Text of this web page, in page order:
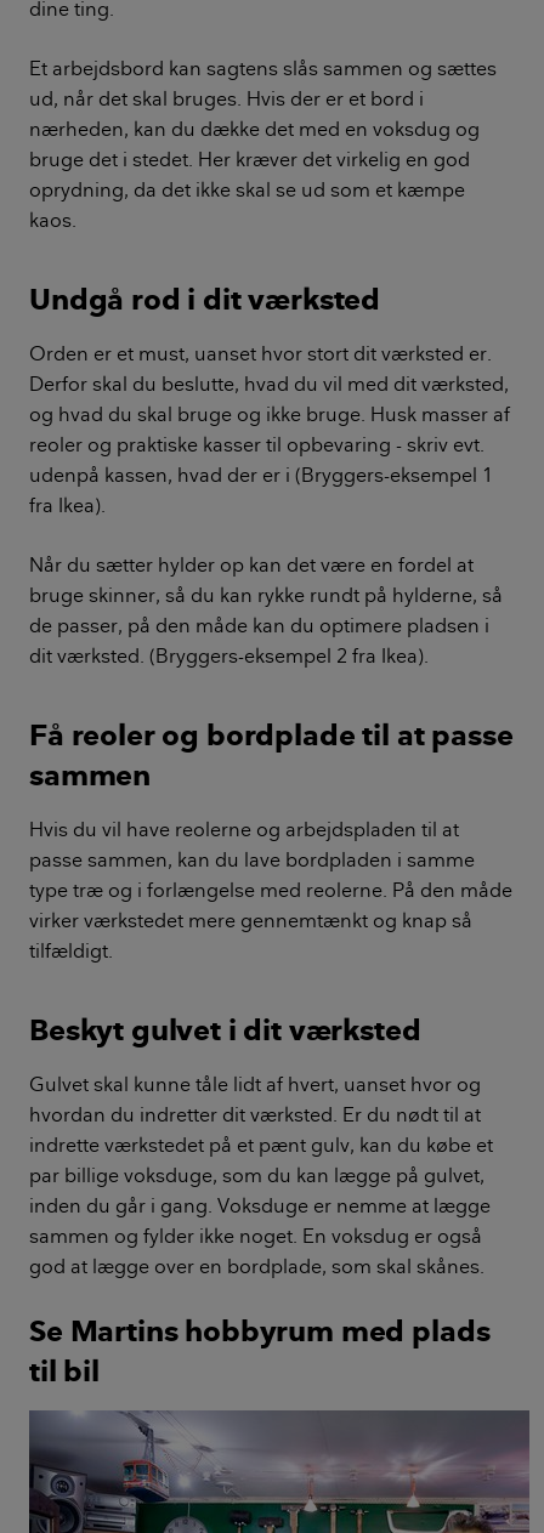
dine ting.
Et arbejdsbord kan sagtens slås sammen og sættes
ud, når det skal bruges. Hvis der er et bord i
nærheden, kan du dække det med en voksdug og
bruge det i stedet. Her kræver det virkelig en god
oprydning, da det ikke skal se ud som et kæmpe
kaos.
Undgå rod i dit værksted
Orden er et must, uanset hvor stort dit værksted er.
Derfor skal du beslutte, hvad du vil med dit værksted,
og hvad du skal bruge og ikke bruge. Husk masser af
reoler og praktiske kasser til opbevaring - skriv evt.
udenpå kassen, hvad der er i (Bryggers-eksempel 1
fra Ikea).
Når du sætter hylder op kan det være en fordel at
bruge skinner, så du kan rykke rundt på hylderne, så
de passer, på den måde kan du optimere pladsen i
dit værksted. (Bryggers-eksempel 2 fra Ikea).
Få reoler og bordplade til at passe
sammen
Hvis du vil have reolerne og arbejdspladen til at
passe sammen, kan du lave bordpladen i samme
type træ og i forlængelse med reolerne. På den måde
virker værkstedet mere gennemtænkt og knap så
tilfældigt.
Beskyt gulvet i dit værksted
Gulvet skal kunne tåle lidt af hvert, uanset hvor og
hvordan du indretter dit værksted. Er du nødt til at
indrette værkstedet på et pænt gulv, kan du købe et
par billige voksduge, som du kan lægge på gulvet,
inden du går i gang. Voksduge er nemme at lægge
sammen og fylder ikke noget. En voksdug er også
god at lægge over en bordplade, som skal skånes.
Se Martins hobbyrum med plads
til bil